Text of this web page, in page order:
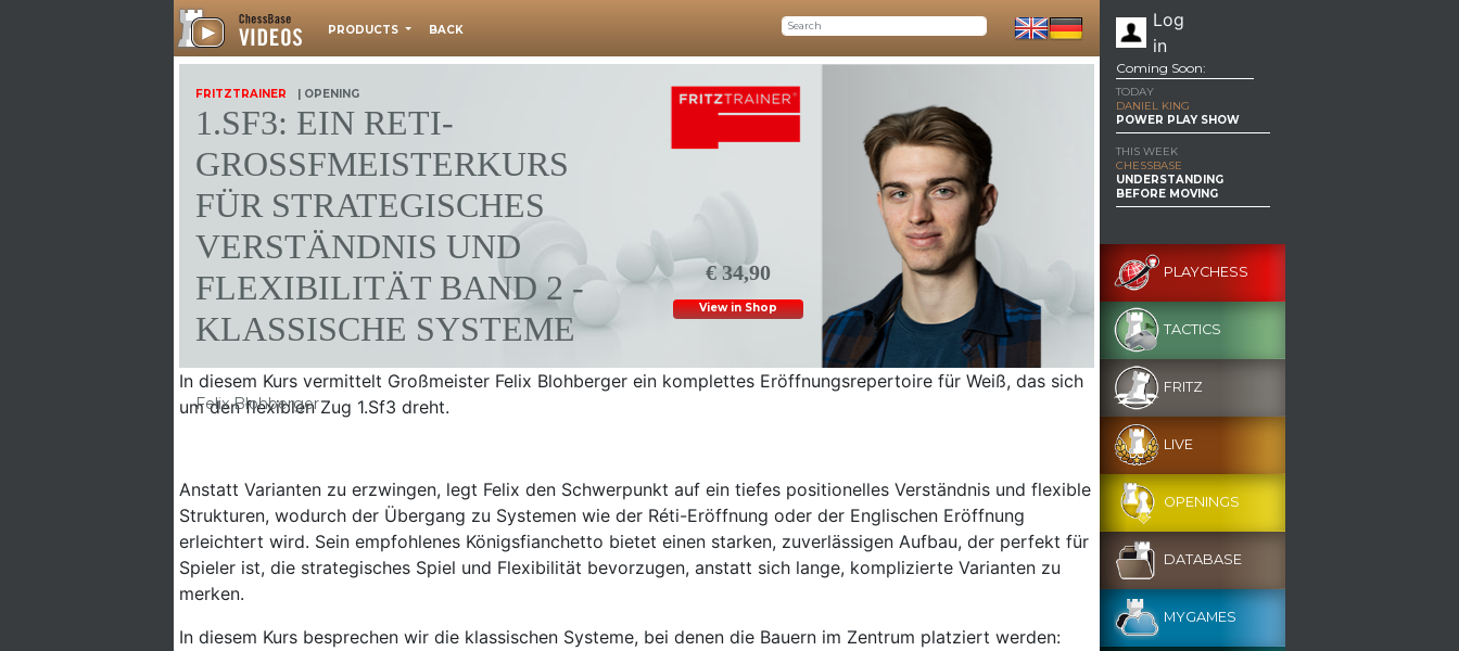
PRODUCTS BACK
Log
in
€ 34,90
View in Shop
FRITZTRAINER | OPENING
1.SF3: EIN RETI-
GROSSFMEISTERKURS F
ÜR STRATEGISCHES V
ERSTÄNDNIS UND F
LEXIBILITÄT BAND 2 - K
LASSISCHE SYSTEME
Felix Blohberger
In diesem Kurs vermittelt Großmeister Felix Blohberger ein komplettes Eröffnungsrepertoire für Weiß, das sich
um den flexiblen Zug 1.Sf3 dreht.
Anstatt Varianten zu erzwingen, legt Felix den Schwerpunkt auf ein tiefes positionelles Verständnis und flexible
Strukturen, wodurch der Übergang zu Systemen wie der Réti-Eröffnung oder der Englischen Eröffnung
erleichtert wird. Sein empfohlenes Königsfianchetto bietet einen starken, zuverlässigen Aufbau, der perfekt für
Spieler ist, die strategisches Spiel und Flexibilität bevorzugen, anstatt sich lange, komplizierte Varianten zu
merken.
In diesem Kurs besprechen wir die klassischen Systeme, bei denen die Bauern im Zentrum platziert werden:
Coming Soon:
TODAY
DANIEL KING
POWER PLAY SHOW
THIS WEEK
CHESSBASE
UNDERSTANDING
BEFORE MOVING
PLAYCHESS
TACTICS
FRITZ
LIVE
OPENINGS
DATABASE
MYGAMES